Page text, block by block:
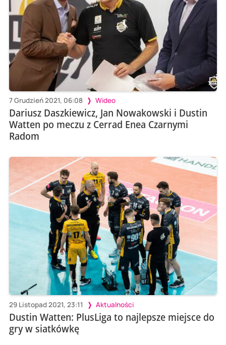
7 Grudzień 2021, 06:08 Wideo
Dariusz Daszkiewicz, Jan Nowakowski i Dustin
Watten po meczu z Cerrad Enea Czarnymi
Radom
29 Listopad 2021, 23:11 Aktualności
Dustin Watten: PlusLiga to najlepsze miejsce do
gry w siatkówkę